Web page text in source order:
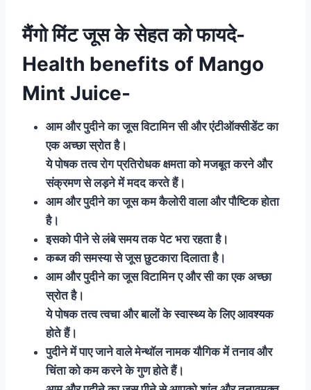
मैंगो मिंट जूस के सेहत को फायदे-
Health benefits of Mango
Mint Juice-
आम और पुदीने का जूस विटामिन सी और एंटीऑक्सीडेंट का
एक अच्छा स्रोत है।
ये पोषक तत्व रोग प्रतिरोधक क्षमता को मजबूत करने और
संक्रमण से लड़ने में मदद करते हैं।
आम और पुदीने का जूस कम कैलोरी वाला और पौष्टिक होता
है।
इसको पीने से लंबे समय तक पेट भरा रहता है।
कब्ज की समस्या से जूस छुटकारा दिलाता है।
आम और पुदीने का जूस विटामिन ए और सी का एक अच्छा
स्रोत है।
ये पोषक तत्व त्वचा और बालों के स्वास्थ्य के लिए आवश्यक
होते हैं।
पुदीने में पाए जाने वाले मेन्थॉल नामक यौगिक में तनाव और
चिंता को कम करने के गुण होते हैं।